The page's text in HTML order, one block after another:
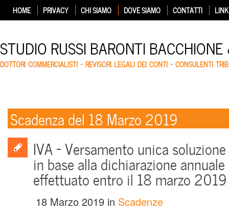
HOME PRIVACY CHI SIAMO DOVE SIAMO CONTATTI LINK
STUDIO RUSSI BARONTI
DOTTORI COMMERCIALISTI – REVISORI LEGALI DEI CONTI – CONSULENTI
Scadenza del 18 Marzo 2019
IVA – Versamento unica
in base alla dichiarazione
effettuato entro il 18 marzo 2019
18 Marzo 2019 in Scadenze